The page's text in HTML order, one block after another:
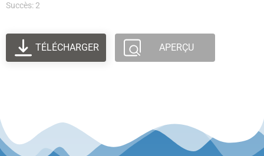
Succès: 2
TÉLÉCHARGER APERÇU